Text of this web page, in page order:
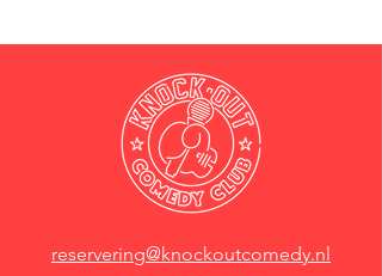
reservering@knockoutcomedy.nl